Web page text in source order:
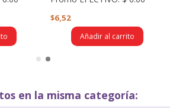
$6,52
Añadir al carrito
en la misma categoría: